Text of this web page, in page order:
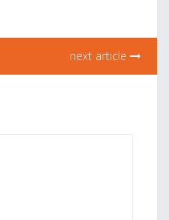
next article